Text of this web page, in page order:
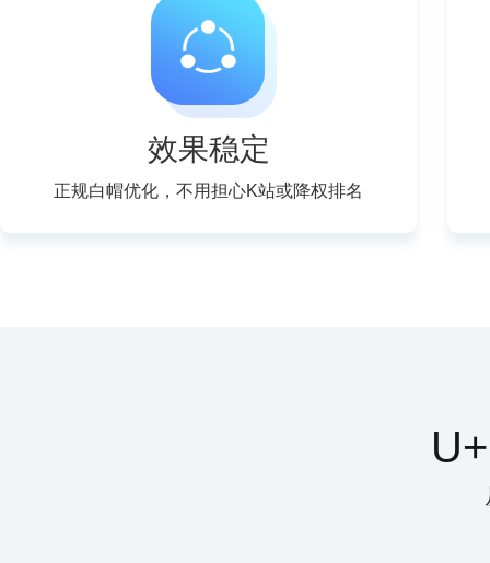
效果稳定
正规白帽优化，不用担心K站或降权排名